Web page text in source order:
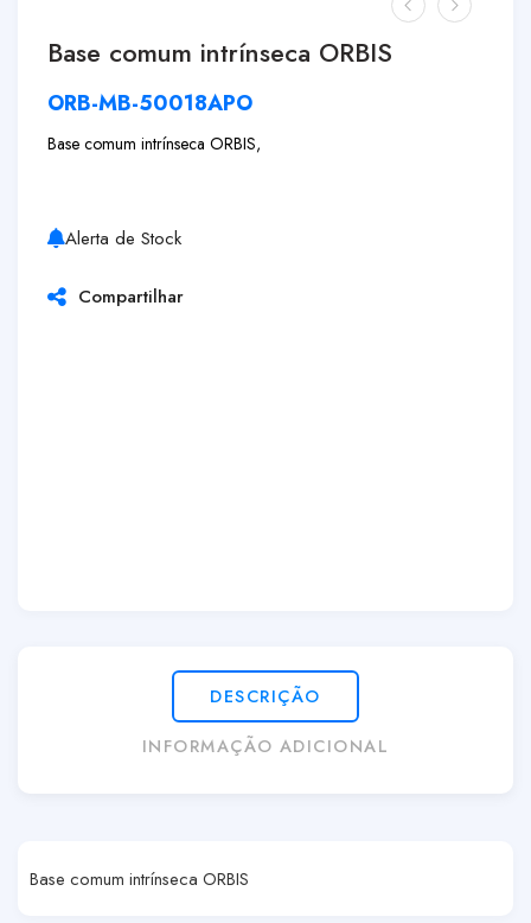
Base comum intrínseca ORBIS
ORB-MB-50018APO
Base comum intrínseca ORBIS,
Alerta de Stock
Compartilhar
DESCRIÇÃO
INFORMAÇÃO ADICIONAL
Base comum intrínseca ORBIS